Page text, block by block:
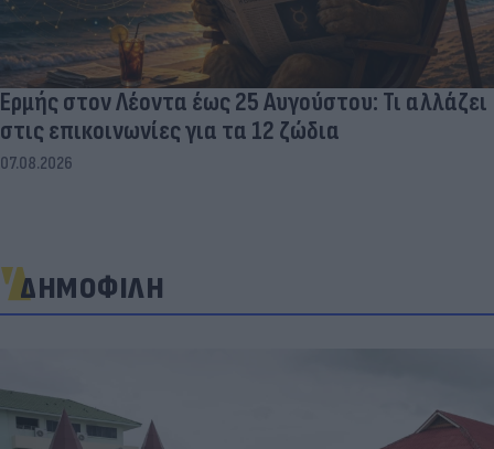
Ερμής στον Λέοντα έως 25 Αυγούστου: Τι αλλάζει
στις επικοινωνίες για τα 12 ζώδια
07.08.2026
ΔΗΜΟΦΙΛΗ